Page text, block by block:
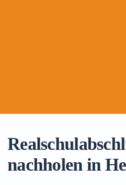
nachholen in